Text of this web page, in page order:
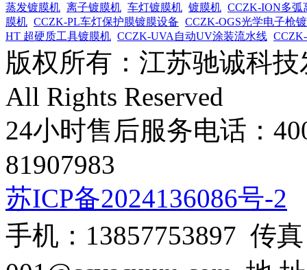
蒸发镀膜机 离子镀膜机 车灯镀膜机 镀膜机 CCZK-ION多弧
膜机 CCZK-PL车灯保护膜镀膜设备 CCZK-OGS光学电子枪
HT 超硬质工具镀膜机 CCZK-UVA自动UV涂装流水线
版权所有：江苏驰诚科
All Rights Reserved
24小时售后服务电话：
81907983
苏ICP备2024136086号-2
手机：13857753897 传